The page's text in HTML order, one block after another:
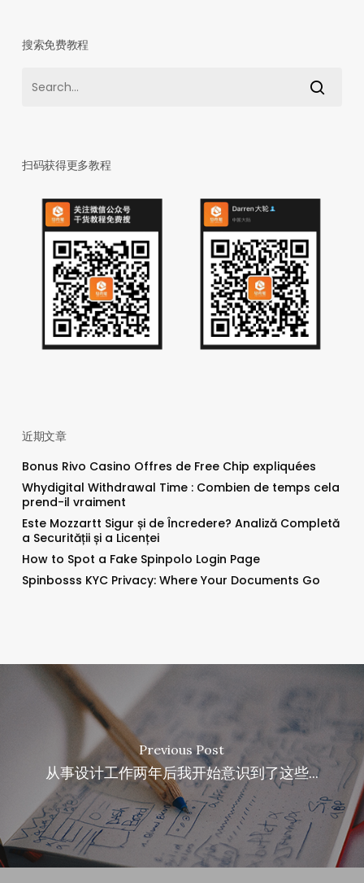
搜索免费教程
扫码获得更多教程
近期文章
Bonus Rivo Casino Offres de Free Chip expliquées
Whydigital Withdrawal Time : Combien de temps cela
prend-il vraiment
Este Mozzartt Sigur și de Încredere? Analiză Completă
a Securității și a Licenței
How to Spot a Fake Spinpolo Login Page
Spinbosss KYC Privacy: Where Your Documents Go
Previous Post
从事设计工作两年后我开始意识到了这些...